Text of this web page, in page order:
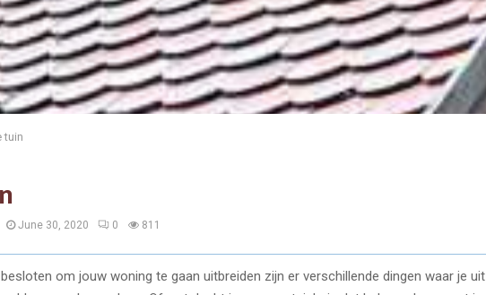
tuin
June 30, 2020 0 811
om jouw woning te gaan uitbreiden zijn er verschillende dingen waar je uit